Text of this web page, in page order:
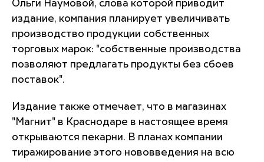
Ольги Наумовой, слова которой приводит
издание, компания планирует увеличивать
производство продукции собственных
торговых марок: "собственные производства
позволяют предлагать продукты без сбоев
поставок".
Издание также отмечает, что в магазинах
"Магнит" в Краснодаре в настоящее время
открываются пекарни. В планах компании
тиражирование этого нововведения на всю